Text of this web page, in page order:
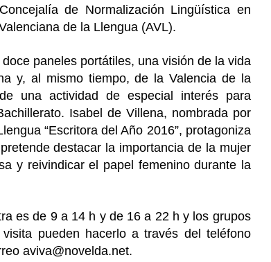
de Normalización Lingüística en
de la Llengua (AVL).
paneles portátiles, una visión de la vida
y, al mismo tiempo, de la Valencia de la
una actividad de especial interés para
Isabel de Villena, nombrada por
“Escritora del Año 2016”, protagoniza
destacar la importancia de la mujer
y reivindicar el papel femenino durante la
es de 9 a 14 h y de 16 a 22 h y los grupos
pueden hacerlo a través del teléfono
aviva@novelda.net.